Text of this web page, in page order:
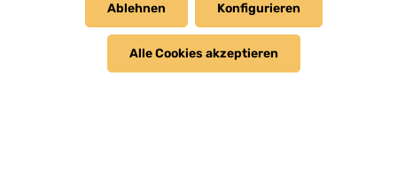
© 2026 Bolanz Verlag e.K. - Alle Rechte vorbehalten.
Händler Newsletter
Cookie Einstellungen
Kataloge & Prospekte
Ablehnen Konfigurieren
Alle Cookies akzeptieren